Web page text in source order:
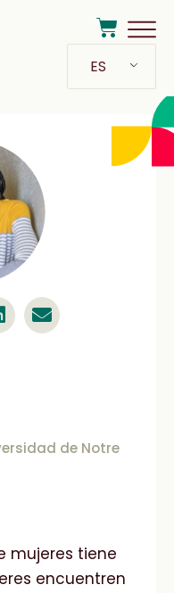
ES
de Notre
mujeres tiene
encuentren